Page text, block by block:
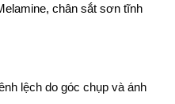
chân sắt sơn tĩnh
lệch do góc chụp và ánh